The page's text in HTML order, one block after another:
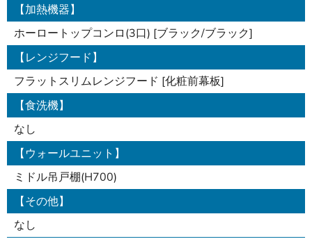
【加熱機器】
ホーロートップコンロ(3口) [ブラック/ブラック]
【レンジフード】
フラットスリムレンジフード [化粧前幕板]
【食洗機】
なし
【ウォールユニット】
ミドル吊戸棚(H700)
【その他】
なし